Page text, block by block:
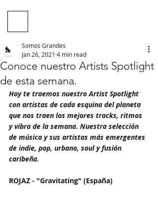
Conoce nuestro Artists Spotlight
de esta semana.
Somos Grandes
Jan 26, 2021 4 min read
Hoy te traemos nuestro Artist Spotlight
con artistas de cada esquina del planeta
que nos traen los mejores tracks, ritmos
y vibra de la semana. Nuestra selección
de música y sus artistas más emergentes
de indie, pop, urbano, soul y fusión
caribeña.
ROJAZ - "Gravitating" (España)